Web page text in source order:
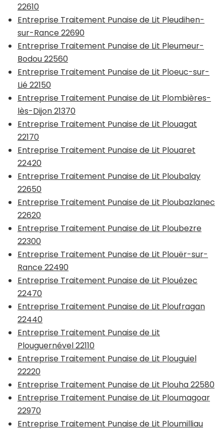
22610
Entreprise Traitement Punaise de Lit Pleudihen-
sur-Rance 22690
Entreprise Traitement Punaise de Lit Pleumeur-
Bodou 22560
Entreprise Traitement Punaise de Lit Ploeuc-sur-
Lié 22150
Entreprise Traitement Punaise de Lit Plombières-
lès-Dijon 21370
Entreprise Traitement Punaise de Lit Plouagat
22170
Entreprise Traitement Punaise de Lit Plouaret
22420
Entreprise Traitement Punaise de Lit Ploubalay
22650
Entreprise Traitement Punaise de Lit Ploubazlanec
22620
Entreprise Traitement Punaise de Lit Ploubezre
22300
Entreprise Traitement Punaise de Lit Plouër-sur-
Rance 22490
Entreprise Traitement Punaise de Lit Plouézec
22470
Entreprise Traitement Punaise de Lit Ploufragan
22440
Entreprise Traitement Punaise de Lit
Plouguernével 22110
Entreprise Traitement Punaise de Lit Plouguiel
22220
Entreprise Traitement Punaise de Lit Plouha 22580
Entreprise Traitement Punaise de Lit Ploumagoar
22970
Entreprise Traitement Punaise de Lit Ploumilliau